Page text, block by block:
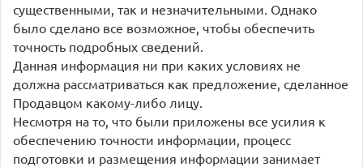
существенными, так и незначительными. Однако
было сделано все возможное, чтобы обеспечить
точность подробных сведений.
Данная информация ни при каких условиях не
должна рассматриваться как предложение, сделанное
Продавцом какому-либо лицу.
Несмотря на то, что были приложены все усилия к
обеспечению точности информации, процесс
подготовки и размещения информации занимает